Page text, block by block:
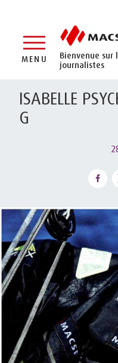
Bienvenue sur
journalistes
MENU
ISABELLE
G